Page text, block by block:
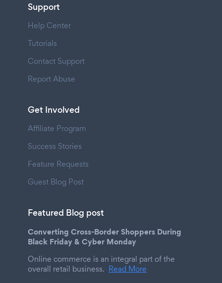
Support
Help Center
Tutorials
Contact Support
Report Abuse
Get Involved
Affiliate Program
Success Stories
Feature Requests
Guest Blog Post
Featured Blog post
Converting Cross-Border Shoppers During
Black Friday & Cyber Monday
Online commerce is an integral part of the
overall retail business. Read More